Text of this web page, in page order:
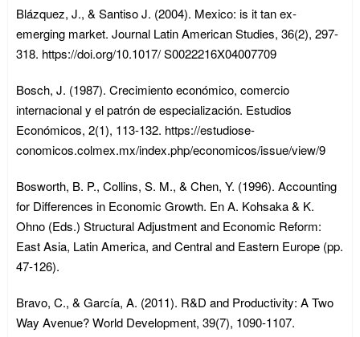
Blázquez, J., & Santiso J. (2004). Mexico: is it tan ex-
emerging market. Journal Latin American Studies, 36(2), 297-
318. https://doi.org/10.1017/ S0022216X04007709
Bosch, J. (1987). Crecimiento económico, comercio
internacional y el patrón de especialización. Estudios
Económicos, 2(1), 113-132. https://estudiose-
conomicos.colmex.mx/index.php/economicos/issue/view/9
Bosworth, B. P., Collins, S. M., & Chen, Y. (1996). Accounting
for Differences in Economic Growth. En A. Kohsaka & K.
Ohno (Eds.) Structural Adjustment and Economic Reform:
East Asia, Latin America, and Central and Eastern Europe (pp.
47-126).
Bravo, C., & García, A. (2011). R&D and Productivity: A Two
Way Avenue? World Development, 39(7), 1090-1107.